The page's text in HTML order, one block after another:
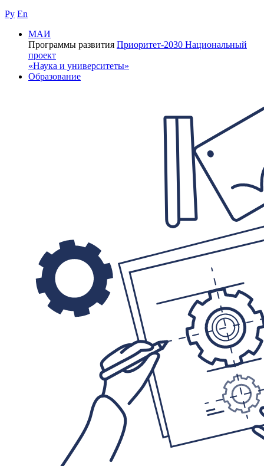
Ру En
МАИ
Программы развития Приоритет-2030 Национальный
проект
«Наука и университеты»
Образование